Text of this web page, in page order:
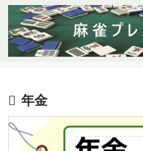
年金